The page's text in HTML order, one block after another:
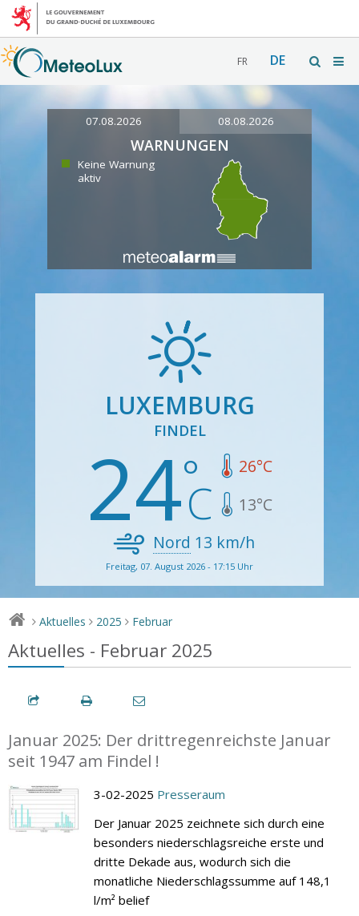
FR DE
07.08.2026 08.08.2026
WARNUNGEN
Keine Warnung
aktiv
LUXEMBURG
FINDEL
24 26°C
13°C
Nord 13 km/h
Freitag, 07. August 2026 - 17:15 Uhr
> Aktuelles > 2025 > Februar
Aktuelles - Februar 2025
Januar 2025: Der drittregenreichste Januar
seit 1947 am Findel !
3-02-2025 Presseraum
Der Januar 2025 zeichnete sich durch eine
besonders niederschlagsreiche erste und
dritte Dekade aus, wodurch sich die
monatliche Niederschlagssumme auf 148,1
l/m² belief